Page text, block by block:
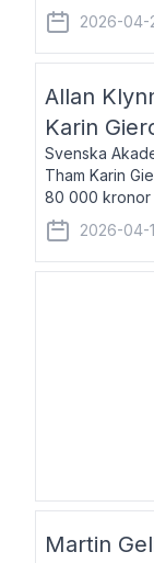
författare,
2026-04-
Allan
Karin
Svenska
Tham Karin
80 000 kronor
arkeolog,
kultur och
2026-04-
Martin